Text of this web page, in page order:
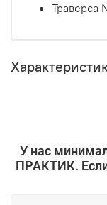
Траверса
У нас
ПРАКТИК.